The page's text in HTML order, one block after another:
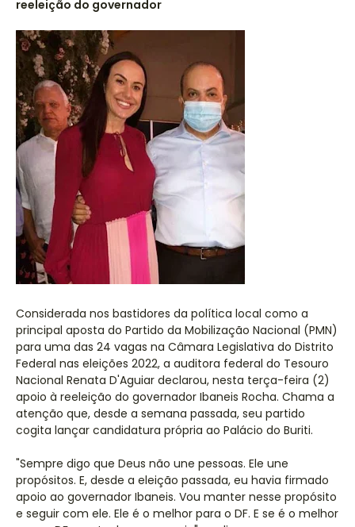
reeleição do governador
Considerada nos bastidores da política local como a
principal aposta do Partido da Mobilização Nacional (PMN)
para uma das 24 vagas na Câmara Legislativa do Distrito
Federal nas eleições 2022, a auditora federal do Tesouro
Nacional Renata D'Aguiar declarou, nesta terça-feira (2)
apoio à reeleição do governador Ibaneis Rocha. Chama a
atenção que, desde a semana passada, seu partido
cogita lançar candidatura própria ao Palácio do Buriti.
"Sempre digo que Deus não une pessoas. Ele une
propósitos. E, desde a eleição passada, eu havia firmado
apoio ao governador Ibaneis. Vou manter nesse propósito
e seguir com ele. Ele é o melhor para o DF. E se é o melhor